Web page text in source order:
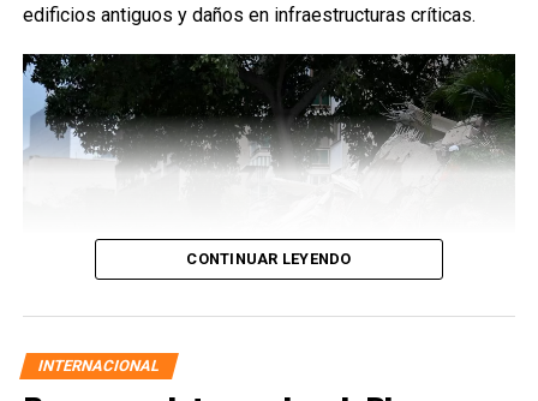
edificios antiguos y daños en infraestructuras críticas.
CONTINUAR LEYENDO
INTERNACIONAL